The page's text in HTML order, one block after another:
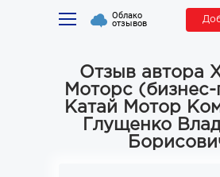
Облако
отзывов
Отзыв автора
Моторс
Катай Мотор
Глущенко